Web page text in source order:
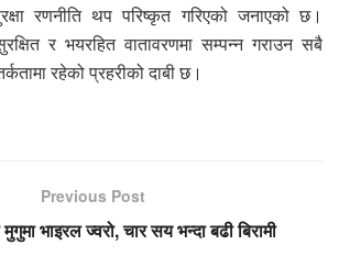
रणनीति थप परिष्कृत गरिएको जनाएको छ।
सुरक्षित र भयरहित वातावरणमा सम्पन्न गराउन सबै
रहेको प्रहरीको दाबी छ।
Previous Post
भाइरल ज्वरो, चार सय भन्दा बढी बिरामी